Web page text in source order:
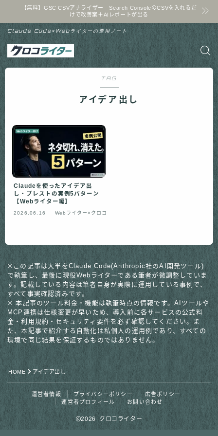
【無料】GSC CSVアナライザー Search ConsoleのCSVを入れるだ
けで改善案＋AIレポートが出る
Claude Code×Webライターの運用ノート
TAG
アイデア出し
Claudeを使ったアイデア出
し・ブレストの実例5パターン
【Webライター編】
2026.06.16 Webライター×クロコ
※この記事は大半をClaude Code(Anthropic社のAI開発ツール)
で執筆し、最後に現役Webライターである筆者が微調整していま
す。記載している内容は筆者自身が実際に運用している事例で、
すべて事実確認済みです。
※ 本記事のツール料金・機能は執筆時点の情報です。AIツールや
MCP連携は仕様変更が早いため、導入前に各サービスの公式料
金・利用規約・セキュリティ要件を必ず確認してください。ま
た、本記事で紹介する自動化は私個人の運用例であり、すべての
環境で同じ結果を保証するものではありません。
HOME アイデア出し
運営者情報 プライバシーポリシー
広告ポリシー
運営者プロフィール
お問い合わせ
2026 クロコライター